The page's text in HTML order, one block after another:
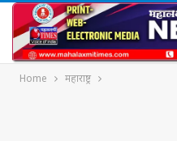
Home महाराष्ट्र